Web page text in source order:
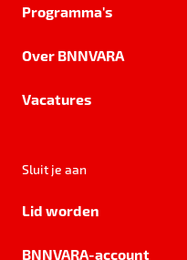
Programma's
Over BNNVARA
Vacatures
Sluit je aan
Lid worden
BNNVARA-account